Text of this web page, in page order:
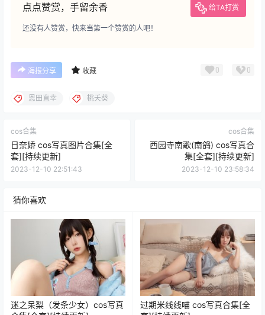
点点赞赏，手留余香 给TA打赏
还没有人赞赏，快来当第一个赞赏的人吧！
海报分享 收藏 0 0
恩田直幸 桃夭葵
cos合集
日奈娇 cos写真图片合集[全
套][持续更新]
2023-12-10 22:51:43
cos合集
西园寺南歌(南鸽) cos写真合
集[全套][持续更新]
2023-12-10 23:58:34
猜你喜欢
迷之呆梨（发条少女）cos写真
过期米线线喵 cos写真合集[全